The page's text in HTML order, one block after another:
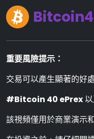
重要風險提示：
交易可以產生顯著的好
#Bitcoin 40 ePrex
該視頻僅用於商業演示